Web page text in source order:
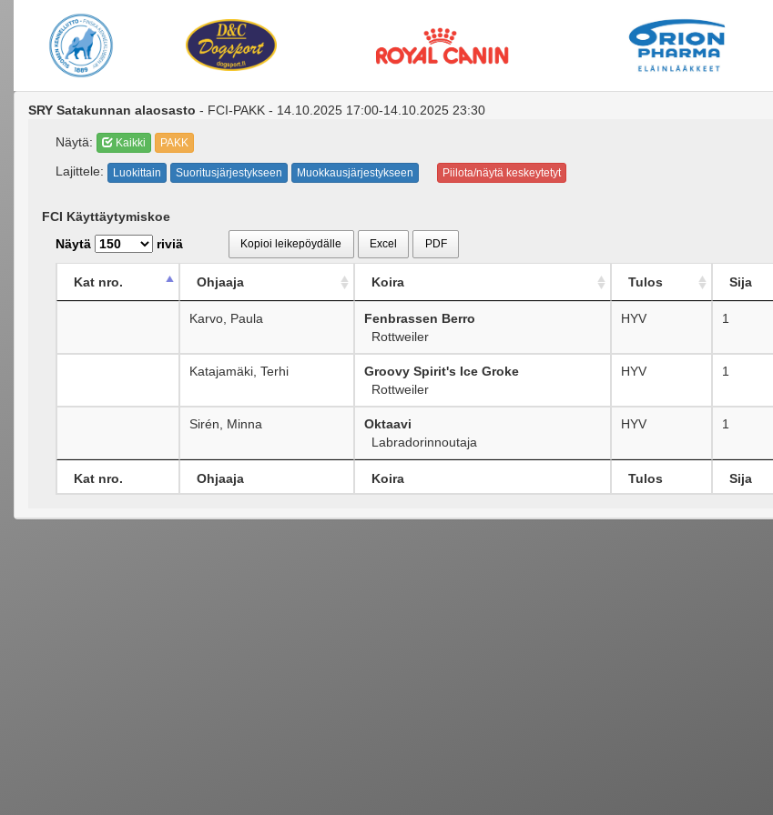
SRY Satakunnan alaosasto - FCI-PAKK - 14.10.2025 17:00-14.10.2025 23:30
Näytä: Kaikki PAKK
Lajittele: Luokittain Suoritusjärjestykseen Muokkausjärjestykseen Piilota/näytä keskeytetyt
FCI Käyttäytymiskoe
Näytä
riviä Kopioi leikepöydälle Excel PDF
Kat nro. Ohjaaja Koira Tulos Sija
Karvo, Paula
Fenbrassen Berro
Rottweiler
HYV 1
Katajamäki, Terhi
Groovy Spirit's Ice Groke
Rottweiler
HYV 1
Sirén, Minna
Oktaavi
Labradorinnoutaja
HYV 1
Kat nro. Ohjaaja Koira Tulos Sija